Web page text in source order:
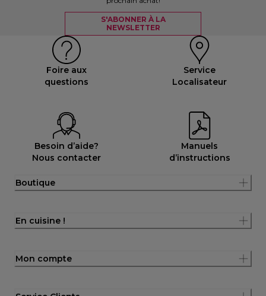
S'ABONNER À LA
NEWSLETTER
Foire aux
questions
Service
Localisateur
Besoin d’aide?
Nous contacter
Manuels
d’instructions
Boutique
En cuisine !
Mon compte